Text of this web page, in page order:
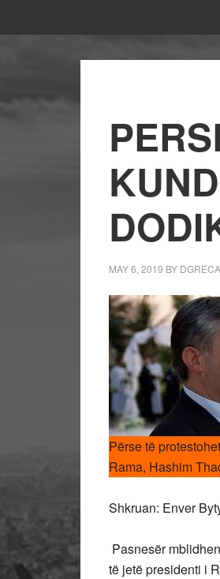
MAY 6, 2019 BY DGRECA
Përse të
Rama, Hashim
Shkruan: Enver
Pasnesër
të jetë presidenti i